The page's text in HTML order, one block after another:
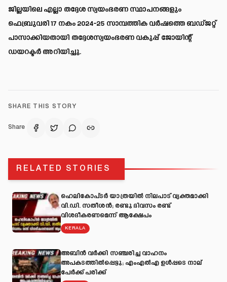
ജില്ലയിലെ എല്ലാ തദ്ദേശ സ്വയംഭരണ സ്ഥാപനങ്ങളും
ഫെബ്രുവരി 17 നകം 2024-25 സാമ്പത്തിക വർഷത്തെ ബഡ്ജറ്റ്
പാസാക്കിയതായി തദ്ദേശസ്വയംഭരണ വകുപ്പ് ജോയിന്റ്
ഡയറക്ടർ അറിയിച്ചു.
SHARE THIS STORY
Share
RELATED STORIES
ഹെലികോപ്ടർ യാത്രയിൽ നിലപാട് വ്യക്തമാക്കി
വി.ഡി. സതീശൻ; രണ്ടു ദിവസം രണ്ട്
വിശദീകരണമെന്ന് ആക്ഷേപം
KERALA
അബിന്‍ വര്‍ക്കി സഞ്ചരിച്ച വാഹനം
അപകടത്തില്‍പ്പെട്ടു; എംഎല്‍എ ഉള്‍പ്പടെ നാല്
പേര്‍ക്ക് പരിക്ക്